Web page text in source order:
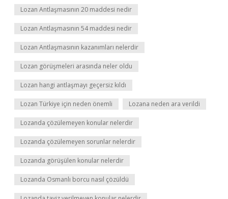
Lozan Antlaşmasının 20 maddesi nedir
Lozan Antlaşmasının 54 maddesi nedir
Lozan Antlaşmasının kazanımları nelerdir
Lozan görüşmeleri arasında neler oldu
Lozan hangi antlaşmayı geçersiz kıldı
Lozan Türkiye için neden önemli Lozana neden ara verildi
Lozanda çözülemeyen konular nelerdir
Lozanda çözülemeyen sorunlar nelerdir
Lozanda görüşülen konular nelerdir
Lozanda Osmanlı borcu nasıl çözüldü